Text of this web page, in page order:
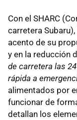
Con el SHARC
carretera
acento de su
y en la reducción
de carretera las
rápida a
alimentados por
funcionar de
detallan los